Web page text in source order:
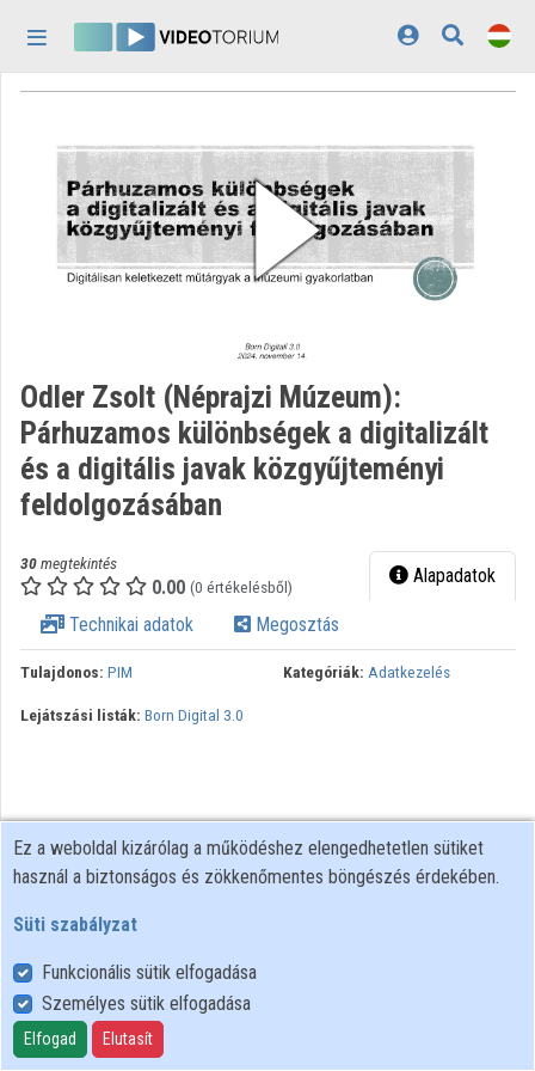
Bejelentkezés
Felfedezés
Kategóriák
Közreműködők
Megjelenés:világos
Odler Zsolt (Néprajzi Múzeum):
Párhuzamos különbségek a digitalizált
és a digitális javak közgyűjteményi
feldolgozásában
30megtekintés
0.00 (0 értékelésből) Alapadatok
Technikai adatok Megosztás
Tulajdonos: PIM Kategóriák: Adatkezelés
Lejátszási listák: Born Digital 3.0
Felhasználói szabályzat
Adatkezelési tájékoztató
Süti szabályzat
Ez a weboldal kizárólag a működéshez elengedhetetlen sütiket
használ a biztonságos és zökkenőmentes böngészés érdekében.
Süti szabályzat
Funkcionális sütik elfogadása
Személyes sütik elfogadása
Elfogad Elutasít